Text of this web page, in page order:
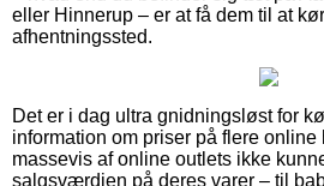
eller Hinnerup – er at få dem til at
afhentningssted.
Det er i dag ultra gnidningsløst for
information om priser på flere online
massevis af online outlets ikke
salgsværdien på deres varer – til